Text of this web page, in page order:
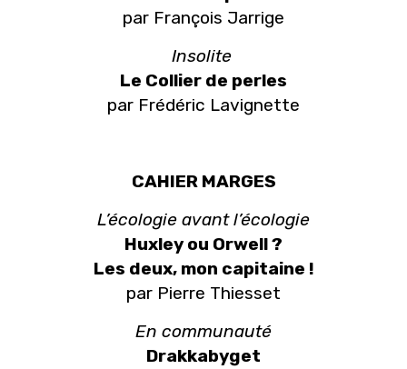
par François Jarrige
Insolite
Le Collier de perles
par Frédéric Lavignette
CAHIER MARGES
L’écologie avant l’écologie
Huxley ou Orwell ?
Les deux, mon capitaine !
par Pierre Thiesset
En communauté
Drakkabyget